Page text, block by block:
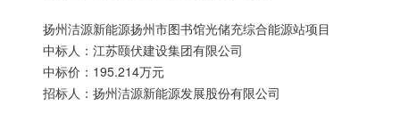
扬州洁源新能源扬州市图书馆光储充综合能源站项目
中标人：江苏颐伏建设集团有限公司
中标价：195.214万元
招标人：扬州洁源新能源发展股份有限公司